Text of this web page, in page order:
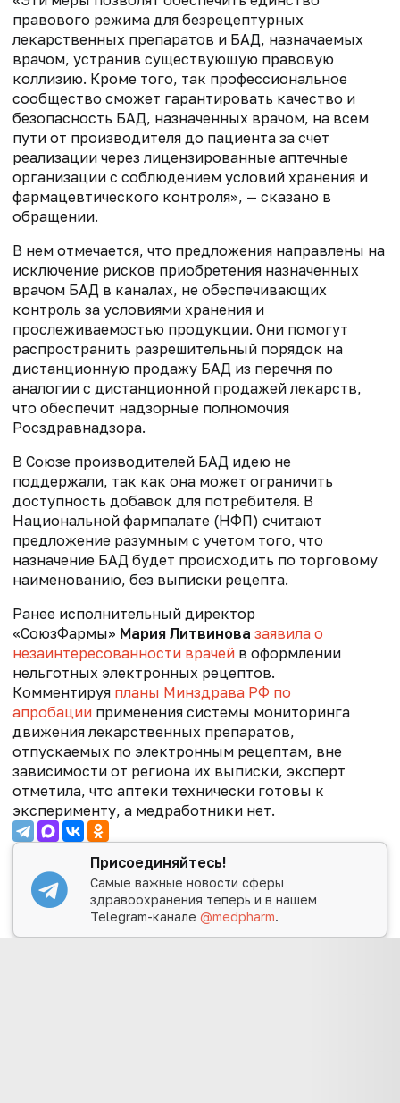
правового режима для безрецептурных
лекарственных препаратов и БАД, назначаемых
врачом, устранив существующую правовую
коллизию. Кроме того, так профессиональное
сообщество сможет гарантировать качество и
безопасность БАД, назначенных врачом, на всем
пути от производителя до пациента за счет
реализации через лицензированные аптечные
организации с соблюдением условий хранения и
фармацевтического контроля», — сказано в
обращении.
В нем отмечается, что предложения направлены на
исключение рисков приобретения назначенных
врачом БАД в каналах, не обеспечивающих
контроль за условиями хранения и
прослеживаемостью продукции. Они помогут
распространить разрешительный порядок на
дистанционную продажу БАД из перечня по
аналогии с дистанционной продажей лекарств,
что обеспечит надзорные полномочия
Росздравнадзора.
В Союзе производителей БАД идею не
поддержали, так как она может ограничить
доступность добавок для потребителя. В
Национальной фармпалате (НФП) считают
предложение разумным с учетом того, что
назначение БАД будет происходить по торговому
наименованию, без выписки рецепта.
Ранее исполнительный директор
«СоюзФармы» Мария Литвинова заявила о
незаинтересованности врачей в оформлении
нельготных электронных рецептов.
Комментируя планы Минздрава РФ по
апробации применения системы мониторинга
движения лекарственных препаратов,
отпускаемых по электронным рецептам, вне
зависимости от региона их выписки, эксперт
отметила, что аптеки технически готовы к
эксперименту, а медработники нет.
Присоединяйтесь!
Самые важные новости сферы
здравоохранения теперь и в нашем
Telegram-канале@medpharm.